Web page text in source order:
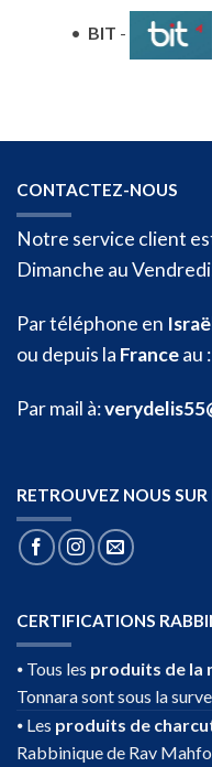
• BIT -
CONTACTEZ-NOUS
Notre service client
Dimanche au
Par téléphone en
ou depuis la Franceau :
Par mail à:
RETROUVEZ NOUS
CERTIFICATIONS
⦁ Tous les produits de la
Tonnara sont sous la
⦁ Les produits de
Rabbinique de Rav